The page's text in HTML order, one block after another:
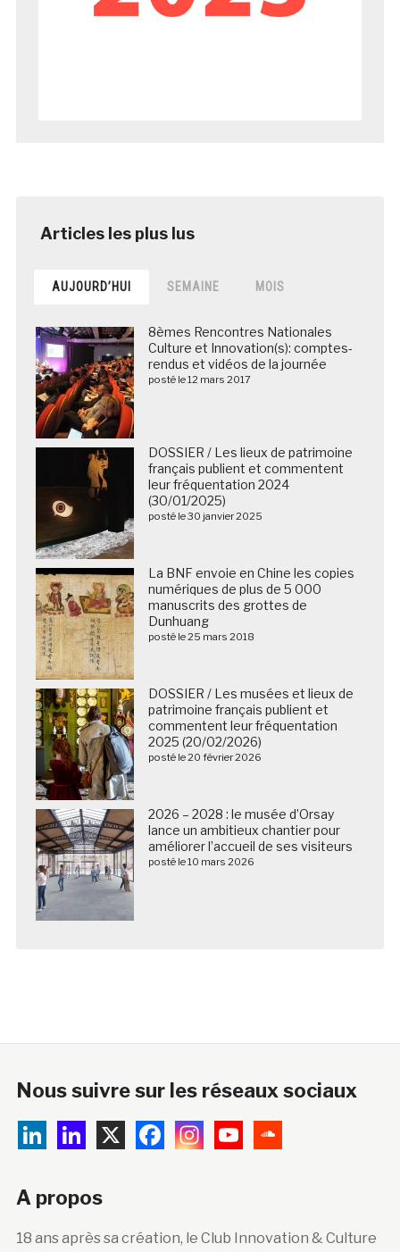
AUJOURD’HUI SEMAINE MOIS
8èmes Rencontres Nationales
Culture et Innovation(s): comptes-
rendus et vidéos de la journée
posté le 12 mars 2017
DOSSIER / Les lieux de patrimoine
français publient et commentent
leur fréquentation 2024
(30/01/2025)
posté le 30 janvier 2025
La BNF envoie en Chine les copies
numériques de plus de 5 000
manuscrits des grottes de
Dunhuang
posté le 25 mars 2018
DOSSIER / Les musées et lieux de
patrimoine français publient et
commentent leur fréquentation
2025 (20/02/2026)
posté le 20 février 2026
2026 – 2028 : le musée d’Orsay
lance un ambitieux chantier pour
améliorer l’accueil de ses visiteurs
posté le 10 mars 2026
Nous suivre sur les réseaux sociaux
A propos
18 ans après sa création, le Club Innovation & Culture